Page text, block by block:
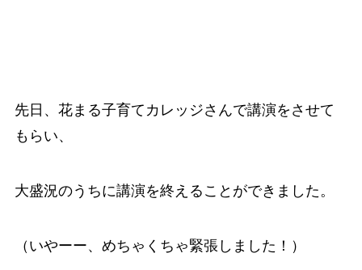
先日、花まる子育てカレッジさんで講演をさせて
もらい、
大盛況のうちに講演を終えることができました。
（いやーー、めちゃくちゃ緊張しました！）